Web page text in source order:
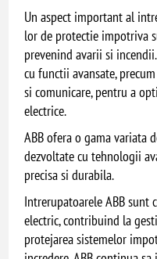
Un aspect important al
lor de protectie impotriva
prevenind avarii si
cu functii avansate,
si comunicare, pentru a
electrice.
ABB ofera o gama variata
dezvoltate cu tehnologii
precisa si durabila.
Intrerupatoarele ABB sunt
electric, contribuind la
protejarea sistemelor